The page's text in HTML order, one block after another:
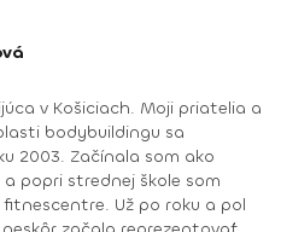
v Košiciach. Moji priatelia a
bodybuildingu sa
2003. Začínala som ako
popri strednej škole som
Už po roku a pol